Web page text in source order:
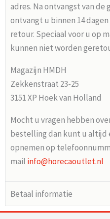
adres. Na ontvangst van de
ontvangt u binnen 14
retour. Speciaal voor u op
kunnen niet worden
Magazijn HMDH
Zekkenstraat 23-25
3151 XP Hoek van Holland
Mocht u vragen hebben
bestelling dan kunt u altijd
opnemen op
mail info@horecaoutlet.nl
Betaal informatie